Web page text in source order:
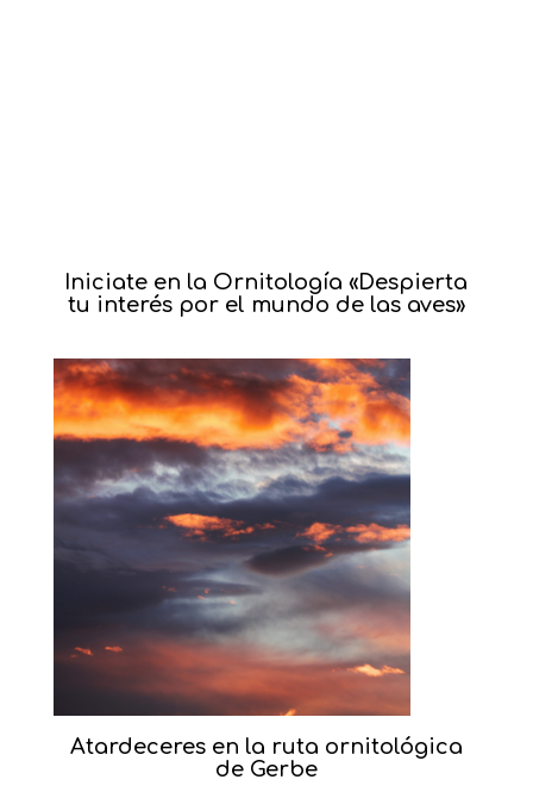
Iniciate en la Ornitología «Despierta
tu interés por el mundo de las aves»
Atardeceres en la ruta ornitológica
de Gerbe